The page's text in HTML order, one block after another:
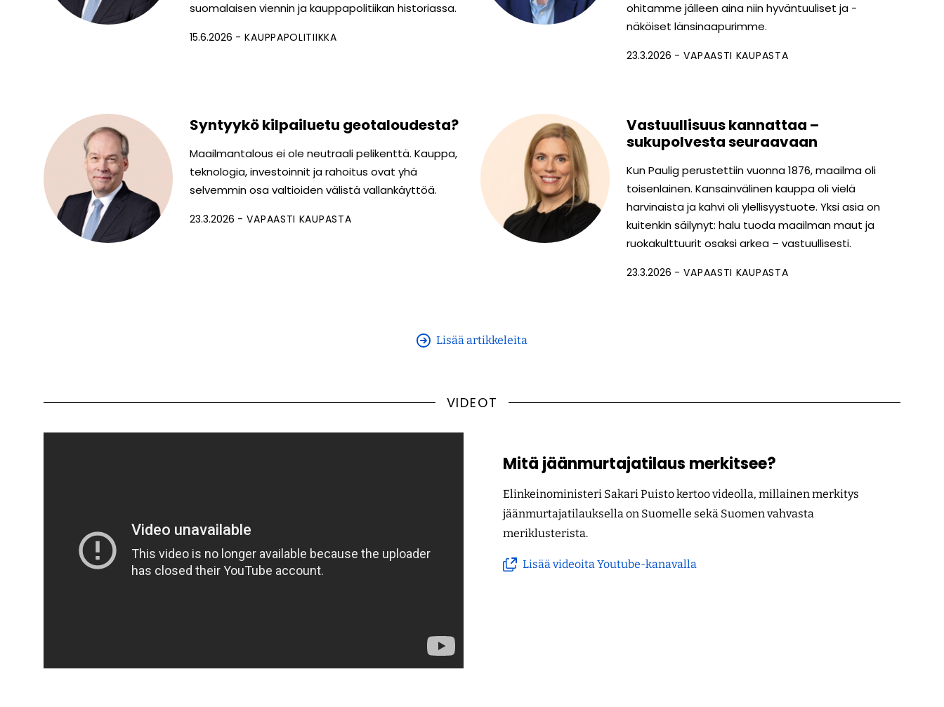
suomalaisen viennin ja kauppapolitiikan historiassa.
15.6.2026 KAUPPAPOLITIIKKA
ohitamme jälleen aina niin hyväntuuliset ja -
näköiset länsinaapurimme.
23.3.2026 VAPAASTI KAUPASTA
Syntyykö kilpailuetu geotaloudesta?
Maailmantalous ei ole neutraali pelikenttä. Kauppa,
teknologia, investoinnit ja rahoitus ovat yhä
selvemmin osa valtioiden välistä vallankäyttöä.
23.3.2026 VAPAASTI KAUPASTA
Vastuullisuus kannattaa –
sukupolvesta seuraavaan
Kun Paulig perustettiin vuonna 1876, maailma oli
toisenlainen. Kansainvälinen kauppa oli vielä
harvinaista ja kahvi oli ylellisyystuote. Yksi asia on
kuitenkin säilynyt: halu tuoda maailman maut ja
ruokakulttuurit osaksi arkea – vastuullisesti.
23.3.2026 VAPAASTI KAUPASTA
Lisää artikkeleita
VIDEOT
Mitä jäänmurtajatilaus merkitsee?
Elinkeinoministeri Sakari Puisto kertoo videolla, millainen merkitys
jäänmurtajatilauksella on Suomelle sekä Suomen vahvasta
meriklusterista.
Lisää videoita Youtube-kanavalla